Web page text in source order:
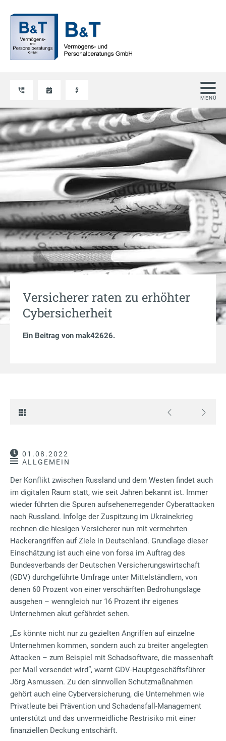
Versicherer raten zu erhöhter
Cybersicherheit
Ein Beitrag von mak42626.
01.08.2022
ALLGEMEIN
Der Konflikt zwischen Russland und dem Westen findet auch
im digitalen Raum statt, wie seit Jahren bekannt ist. Immer
wieder führten die Spuren aufsehenerregender Cyberattacken
nach Russland. Infolge der Zuspitzung im Ukrainekrieg
rechnen die hiesigen Versicherer nun mit vermehrten
Hackerangriffen auf Ziele in Deutschland. Grundlage dieser
Einschätzung ist auch eine von forsa im Auftrag des
Bundesverbands der Deutschen Versicherungswirtschaft
(GDV) durchgeführte Umfrage unter Mittelständlern, von
denen 60 Prozent von einer verschärften Bedrohungslage
ausgehen – wenngleich nur 16 Prozent ihr eigenes
Unternehmen akut gefährdet sehen.
„Es könnte nicht nur zu gezielten Angriffen auf einzelne
Unternehmen kommen, sondern auch zu breiter angelegten
Attacken – zum Beispiel mit Schadsoftware, die massenhaft
per Mail versendet wird“, warnt GDV-Hauptgeschäftsführer
Jörg Asmussen. Zu den sinnvollen Schutzmaßnahmen
gehört auch eine Cyberversicherung, die Unternehmen wie
Privatleute bei Prävention und Schadensfall-Management
unterstützt und das unvermeidliche Restrisiko mit einer
finanziellen Deckung entschärft.